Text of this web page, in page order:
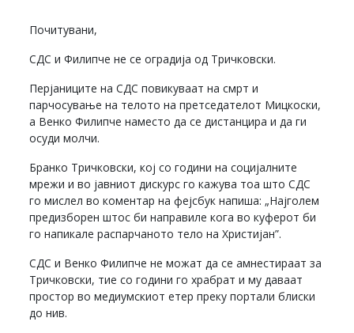
Почитувани,
СДС и Филипче не се оградија од Тричковски.
Перјаниците на СДС повикуваат на смрт и
парчосување на телото на претседателот Мицкоски,
a Венко Филипче наместо да се дистанцира и да ги
осуди молчи.
Бранко Тричковски, кој со години на социјалните
мрежи и во јавниот дискурс го кажува тоа што СДС
го мислел во коментар на фејсбук напиша: „Најголем
предизборен штос би направиле кога во куферот би
го напикале распарчаното тело на Христијан”.
СДС и Венко Филипче не можат да се амнестираат за
Тричковски, тие со години го храбрат и му даваат
простор во медиумскиот етер преку портали блиски
до нив.